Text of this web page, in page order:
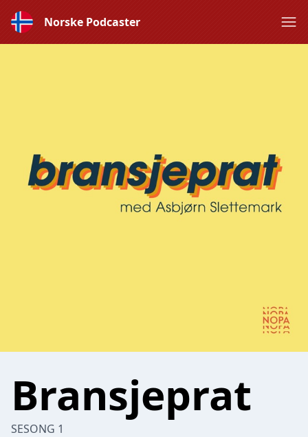
Norske Podcaster
Bransjeprat
SESONG 1